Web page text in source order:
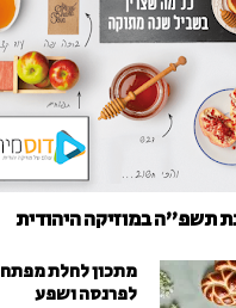
תשפ"ה במוזיקה היהודית
מתכון לחלת מפתח
לפרנסה ושפע